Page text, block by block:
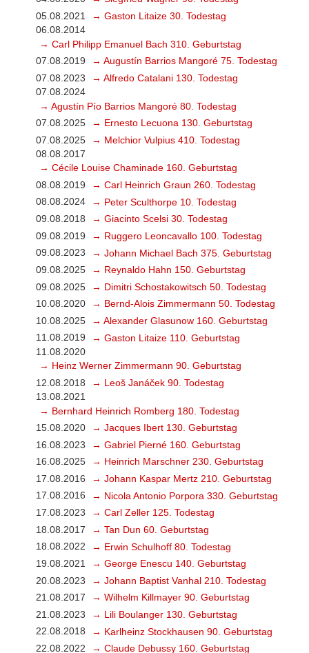
05.08.2021
→ Gaston Litaize 30. Todestag
06.08.2014
→ Carl Philipp Emanuel Bach 310. Geburtstag
07.08.2019
→ Augustín Barrios Mangoré 75. Todestag
07.08.2023
→ Alfredo Catalani 130. Todestag
07.08.2024
→ Agustín Pío Barrios Mangoré 80. Todestag
07.08.2025
→ Ernesto Lecuona 130. Geburtstag
07.08.2025
→ Melchior Vulpius 410. Todestag
08.08.2017
→ Cécile Louise Chaminade 160. Geburtstag
08.08.2019
→ Carl Heinrich Graun 260. Todestag
08.08.2024
→ Peter Sculthorpe 10. Todestag
09.08.2018
→ Giacinto Scelsi 30. Todestag
09.08.2019
→ Ruggero Leoncavallo 100. Todestag
09.08.2023
→ Johann Michael Bach 375. Geburtstag
09.08.2025
→ Reynaldo Hahn 150. Geburtstag
09.08.2025
→ Dimitri Schostakowitsch 50. Todestag
10.08.2020
→ Bernd-Alois Zimmermann 50. Todestag
10.08.2025
→ Alexander Glasunow 160. Geburtstag
11.08.2019
→ Gaston Litaize 110. Geburtstag
11.08.2020
→ Heinz Werner Zimmermann 90. Geburtstag
12.08.2018
→ Leoš Janáček 90. Todestag
13.08.2021
→ Bernhard Heinrich Romberg 180. Todestag
15.08.2020
→ Jacques Ibert 130. Geburtstag
16.08.2023
→ Gabriel Pierné 160. Geburtstag
16.08.2025
→ Heinrich Marschner 230. Geburtstag
17.08.2016
→ Johann Kaspar Mertz 210. Geburtstag
17.08.2016
→ Nicola Antonio Porpora 330. Geburtstag
17.08.2023
→ Carl Zeller 125. Todestag
18.08.2017
→ Tan Dun 60. Geburtstag
18.08.2022
→ Erwin Schulhoff 80. Todestag
19.08.2021
→ George Enescu 140. Geburtstag
20.08.2023
→ Johann Baptist Vanhal 210. Todestag
21.08.2017
→ Wilhelm Killmayer 90. Geburtstag
21.08.2023
→ Lili Boulanger 130. Geburtstag
22.08.2018
→ Karlheinz Stockhausen 90. Geburtstag
22.08.2022
→ Claude Debussy 160. Geburtstag